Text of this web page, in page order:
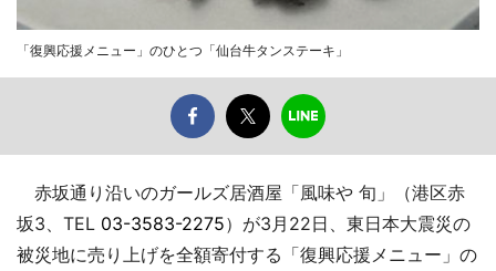
「復興応援メニュー」のひとつ「仙台牛タンステーキ」
赤坂通り沿いのガールズ居酒屋「風味や 旬」（港区赤
坂3、TEL 03-3583-2275）が3月22日、東日本大震災の
被災地に売り上げを全額寄付する「復興応援メニュー」の